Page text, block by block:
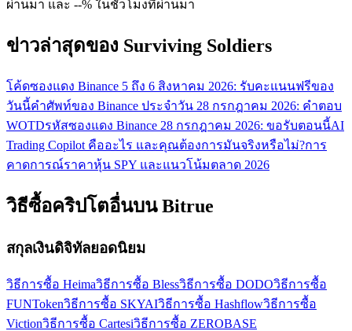
ผ่านมา และ --% ในชั่วโมงที่ผ่านมา
ข่าวล่าสุดของ Surviving Soldiers
โค้ดซองแดง Binance 5 ถึง 6 สิงหาคม 2026: รับคะแนนฟรีของ
วันนี้คำศัพท์ของ Binance ประจำวัน 28 กรกฎาคม 2026: คำตอบ
WOTDรหัสซองแดง Binance 28 กรกฎาคม 2026: ขอรับตอนนี้AI
Trading Copilot คืออะไร และคุณต้องการมันจริงหรือไม่?การ
คาดการณ์ราคาหุ้น SPY และแนวโน้มตลาด 2026
วิธีซื้อคริปโตอื่นบน Bitrue
สกุลเงินดิจิทัลยอดนิยม
วิธีการซื้อ Heimaวิธีการซื้อ Blessวิธีการซื้อ DODOวิธีการซื้อ
FUNTokenวิธีการซื้อ SKYAIวิธีการซื้อ Hashflowวิธีการซื้อ
Victionวิธีการซื้อ Cartesiวิธีการซื้อ ZEROBASE